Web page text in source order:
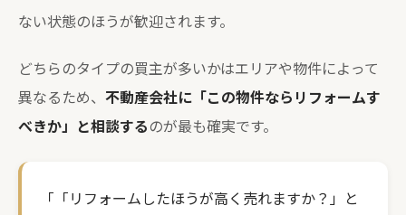
ない状態のほうが歓迎されます。
どちらのタイプの買主が多いかはエリアや物件によって
異なるため、 不動産会社に「この物件ならリフォームす
べきか」と相談するのが最も確実です。
「「リフォームしたほうが高く売れますか？」と